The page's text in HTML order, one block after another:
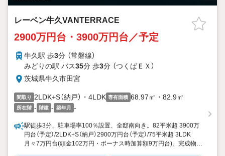
レーベン牛久VANTERRACE
2900万円台・3900万円台／予定
牛久駅 歩3分 （常磐線）
みどりの駅 バス35分 歩3分 （つくばＥＸ）
茨城県牛久市田宮
間取り 2LDK+S（納戸）・4LDK 専有面積 68.97㎡・82.9㎡
所在階 - 階建 - 築年月 -
駅徒歩3分、駐車場率100％設置、全邸南向き。82平米超 3900万
円台（予定）/2LDK+S（納戸）2900万円台（予定）/75平米超 3LDK
月々7万円台(頭金102万円・ボーナス時加算額9万円台)。完成物件